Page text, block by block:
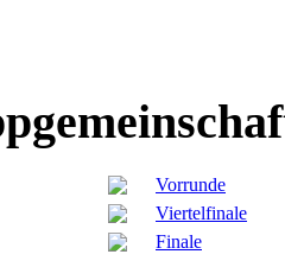
Vorrunde
Viertelfinale
Finale